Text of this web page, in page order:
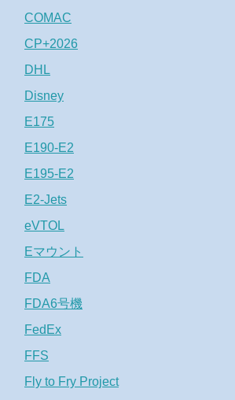
COMAC
CP+2026
DHL
Disney
E175
E190-E2
E195-E2
E2-Jets
eVTOL
Eマウント
FDA
FDA6号機
FedEx
FFS
Fly to Fry Project